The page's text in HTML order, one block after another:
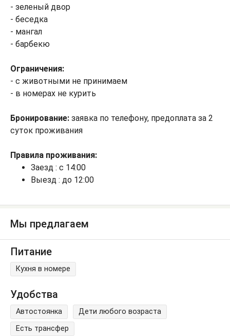
- зеленый двор
- беседка
- мангал
- барбекю
Ограничения:
- с животными не принимаем
- в номерах не курить
Бронирование: заявка по телефону, предоплата за 2
суток проживания
Правила проживания:
Заезд : с 14:00
Выезд : до 12:00
Мы предлагаем
Питание
Кухня в номере
Удобства
Автостоянка
Дети любого возраста
Есть трансфер